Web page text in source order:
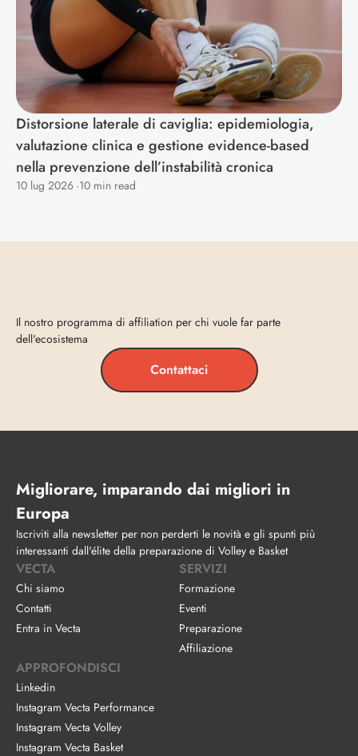
Distorsione laterale di caviglia: epidemiologia,
valutazione clinica e gestione evidence-based
nella prevenzione dell’instabilità cronica
10 lug 2026 ·10 min read
Il nostro programma di affiliation per chi vuole far parte
dell'ecosistema
Contattaci
Migliorare, imparando dai migliori in
Europa
Iscriviti alla newsletter per non perderti le novità e gli spunti più
interessanti dall'élite della preparazione di Volley e Basket
VECTA
Chi siamo
Contatti
Entra in Vecta
SERVIZI
Formazione
Eventi
Preparazione
Affiliazione
APPROFONDISCI
Linkedin
Instagram Vecta Performance
Instagram Vecta Volley
Instagram Vecta Basket